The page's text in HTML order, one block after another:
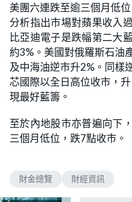
美團六連跌至逾三個月低
分析指出市場對蘋果收入
比亞迪電子是跌幅第二大
約3%。美國對俄羅斯石油
及中海油逆市升2%。同樣
芯國際以全日高位收市，
現最好藍籌。
至於內地股市亦普遍向下
三個月低位，跌7點收市。
財金總覽 財經資訊